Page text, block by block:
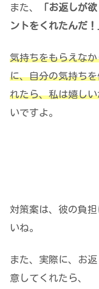
また、
「お返しが
ントをくれたんだ！
気持ちをもらえな
に、自分の気持ち
れたら、私は嬉し
いですよ。
対策案は、彼の負
いね。
また、実際に、お
意してくれたら、